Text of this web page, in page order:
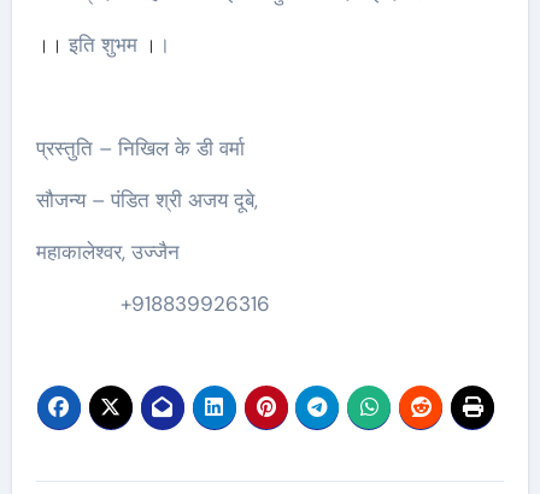
। । इति शुभम । ।
प्रस्तुति – निखिल के डी वर्मा
सौजन्य – पंडित श्री अजय दूबे,
महाकालेश्वर, उज्जैन
+918839926316